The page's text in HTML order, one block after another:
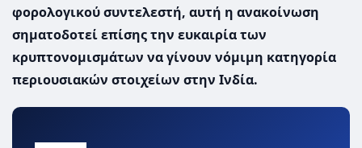
φορολογικού συντελεστή, αυτή η ανακοίνωση
σηματοδοτεί επίσης την ευκαιρία των
κρυπτονομισμάτων να γίνουν νόμιμη κατηγορία
περιουσιακών στοιχείων στην Ινδία.